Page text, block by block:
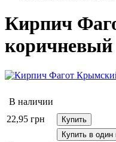
Кирпич
коричневый
В наличии
22,95 грн
Купить
Купить в один